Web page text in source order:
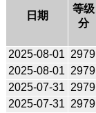
日期
等级
分
2025-08-01 2979
2025-08-01 2979
2025-07-31 2979
2025-07-31 2979